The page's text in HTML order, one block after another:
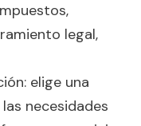
legal,
elige una
necesidades